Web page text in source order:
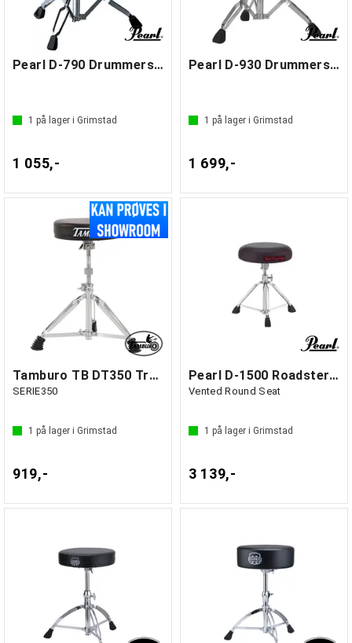
Pearl D-790 Drummers Throne
1 på lager i Grimstad
1 055,-
Pearl D-930 Drummers Throne
1 på lager i Grimstad
1 699,-
Tamburo TB DT350 Trommestol
SERIE350
1 på lager i Grimstad
919,-
Pearl D-1500 Roadster Drum Throne
Vented Round Seat
1 på lager i Grimstad
3 139,-